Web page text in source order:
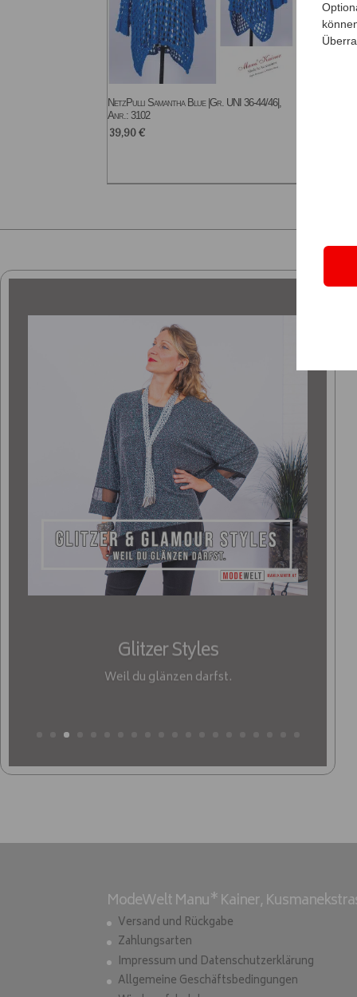
NetzPulli Samantha Blue |Gr. UNI 36-44/46|,
Anr.: 3102
39,90€
Glitzer Styles
Weil du glänzen darfst.
ModeWelt Manu* Kainer,
Versand und Rückgabe
Zahlungsarten
Impressum und Datenschutzerklärung
Allgemeine Geschäftsbedingungen